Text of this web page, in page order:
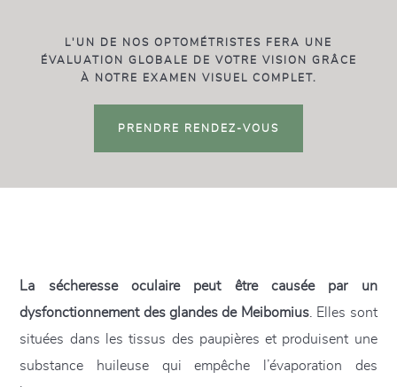
L'UN DE NOS OPTOMÉTRISTES FERA UNE
ÉVALUATION GLOBALE DE VOTRE VISION GRÂCE
À NOTRE EXAMEN VISUEL COMPLET.
PRENDRE RENDEZ-VOUS
La sécheresse oculaire
peut être causée par un
dysfonctionnement des glandes de Meibomius. Elles sont
situées dans les tissus des paupières et produisent une
substance huileuse qui empêche l’évaporation des